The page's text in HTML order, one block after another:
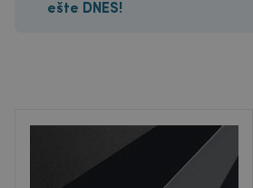
ešte DNES!